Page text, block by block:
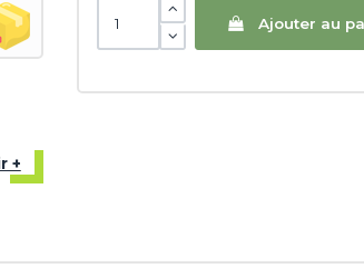
+
Ajouter au